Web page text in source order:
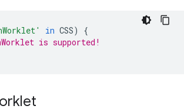
in CSS)
{
is supported!